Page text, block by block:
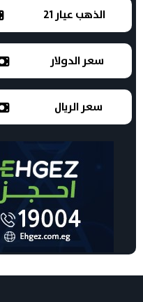
الذهب عيار 21
سعر الدولار
سعر الريال